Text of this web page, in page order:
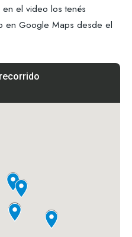
el video los tenés
en Google Maps desde el